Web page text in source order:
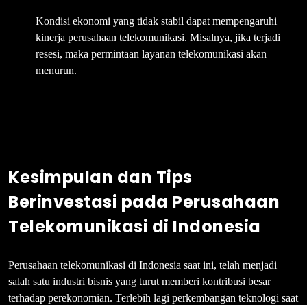
Kondisi ekonomi yang tidak stabil dapat mempengaruhi
kinerja perusahaan telekomunikasi. Misalnya, jika terjadi
resesi, maka permintaan layanan telekomunikasi akan
menurun.
Kesimpulan dan Tips
Berinvestasi pada Perusahaan
Telekomunikasi di Indonesia
Perusahaan telekomunikasi di Indonesia saat ini, telah menjadi
salah satu industri bisnis yang turut memberi kontribusi besar
terhadap perekonomian. Terlebih lagi perkembangan teknologi saat